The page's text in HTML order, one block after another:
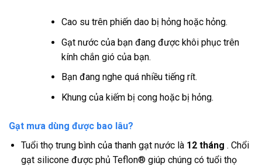
Cao su trên phiến dao bị hỏng hoặc hỏng.
Gạt nước của bạn đang được khôi phục trên
kính chắn gió của bạn.
Bạn đang nghe quá nhiều tiếng rít.
Khung của kiếm bị cong hoặc bị hỏng.
Gạt mưa dùng được bao lâu?
Tuổi thọ trung bình của thanh gạt nước là 12 tháng . Chổi
gạt silicone được phủ Teflon® giúp chúng có tuổi thọ